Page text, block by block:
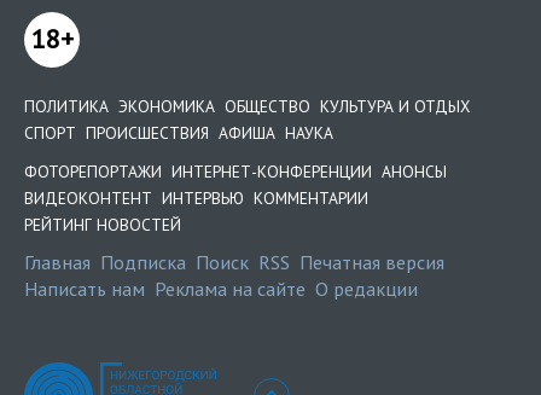
18+
ПОЛИТИКА ЭКОНОМИКА ОБЩЕСТВО КУЛЬТУРА И ОТДЫХ
СПОРТ ПРОИСШЕСТВИЯ АФИША НАУКА
ФОТОРЕПОРТАЖИ ИНТЕРНЕТ-КОНФЕРЕНЦИИ АНОНСЫ
ВИДЕОКОНТЕНТ ИНТЕРВЬЮ КОММЕНТАРИИ
РЕЙТИНГ НОВОСТЕЙ
Главная Подписка Поиск RSS Печатная версия
Написать нам Реклама на сайте О редакции